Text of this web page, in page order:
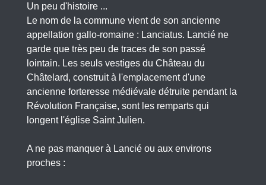
Un peu d'histoire ...
Le nom de la commune vient de son ancienne
appellation gallo-romaine : Lanciatus. Lancié ne
garde que très peu de traces de son passé
lointain. Les seuls vestiges du Château du
Châtelard, construit à l'emplacement d'une
ancienne forteresse médiévale détruite pendant la
Révolution Française, sont les remparts qui
longent l'église Saint Julien.
A ne pas manquer à Lancié ou aux environs
proches :